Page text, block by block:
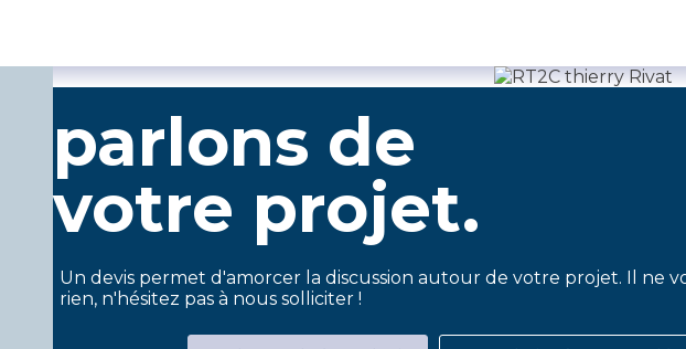
parlons de
votre projet.
Un devis permet d'amorcer la discussion autour de votre projet. Il ne
rien, n'hésitez pas à nous solliciter !